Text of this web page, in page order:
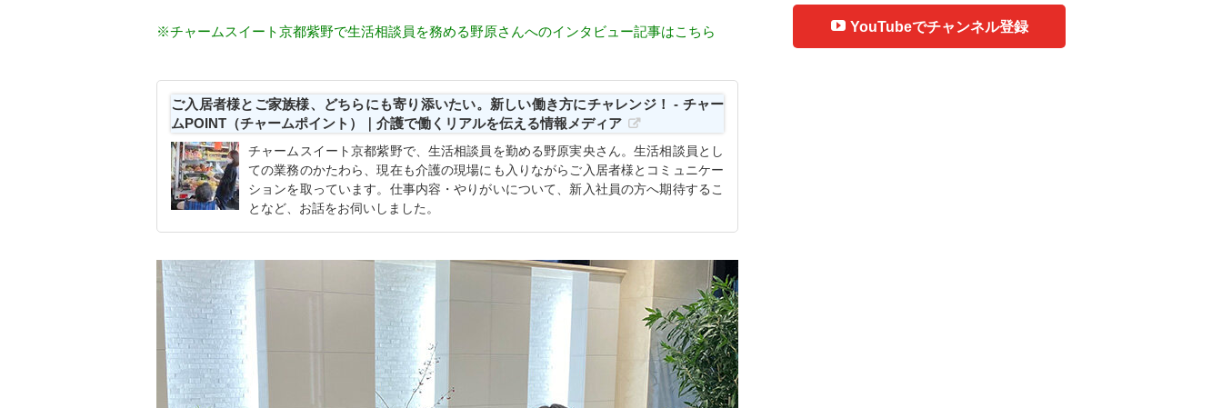
※チャームスイート京都紫野で生活相談員を務める野原さんへのインタビュー記事はこちら
ご入居者様とご家族様、どちらにも寄り添いたい。新しい働き方にチャレンジ！ - チャー
ムPOINT（チャームポイント）｜介護で働くリアルを伝える情報メディア
チャームスイート京都紫野で、生活相談員を勤める野原実央さん。生活相談員とし
ての業務のかたわら、現在も介護の現場にも入りながらご入居者様とコミュニケー
ションを取っています。仕事内容・やりがいについて、新入社員の方へ期待するこ
となど、お話をお伺いしました。
YouTubeでチャンネル登録